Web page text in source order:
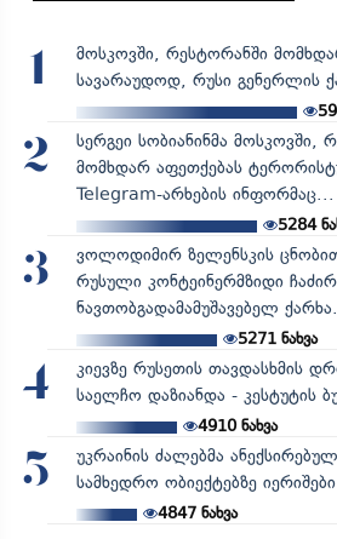
1
მოსკოვში, რესტორანში
სავარაუდოდ, რუსი გენერლის
2
სერგეი სობიანინმა მოსკოვში,
მომხდარ აფეთქებას
Telegram-არხების ინფორმაც...
5284
3
ვოლოდიმირ ზელენსკის
რუსული კონტეინერმზიდი
ნავთობგადამამუშავებელ
5271ნახვა
4
კიევზე რუსეთის თავდასხმის
საელჩო დაზიანდა - კესტუტის
4910ნახვა
5
უკრაინის ძალებმა
სამხედრო ობიექტებზე
4847ნახვა